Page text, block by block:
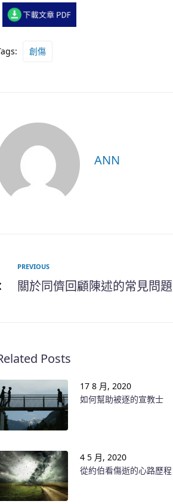
創傷
ANN
PREVIOUS
關於同儕回顧陳述的常見問題
Posts
17 8 月, 2020
如何幫助被逐的宣教士
4 5 月, 2020
從約伯看傷逝的心路歷程